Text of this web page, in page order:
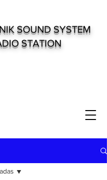
SOUND SYSTEM
STATION